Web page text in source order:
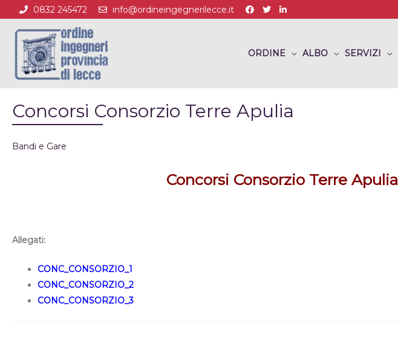
0832 245472 info@ordineingegnerilecce.it
ORDINE ALBO SERVIZI
Concorsi Consorzio Terre Apulia
Bandi e Gare
Concorsi Consorzio Terre Apulia
Allegati:
CONC_CONSORZIO_1
CONC_CONSORZIO_2
CONC_CONSORZIO_3